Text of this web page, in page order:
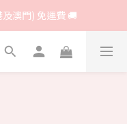
澳門) 免運費 🚚